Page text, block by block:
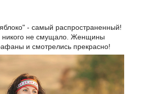
- самый распространенный!
никого не смущало. Женщины
и смотрелись прекрасно!